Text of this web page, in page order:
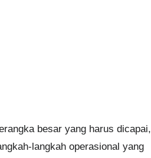
besar yang harus dicapai,
langkah operasional yang